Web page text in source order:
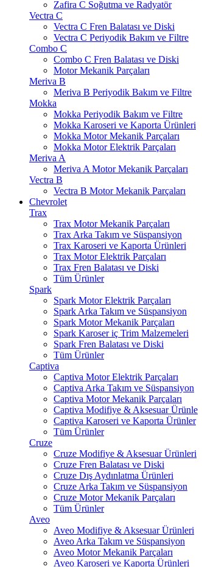
Zafira C Soğutma ve Radyatör
Vectra C
Vectra C Fren Balatası ve Diski
Vectra C Periyodik Bakım ve Filtre
Combo C
Combo C Fren Balatası ve Diski
Motor Mekanik Parçaları
Meriva B
Meriva B Periyodik Bakım ve Filtre
Mokka
Mokka Periyodik Bakım ve Filtre
Mokka Karoseri ve Kaporta Ürünleri
Mokka Motor Mekanik Parçaları
Mokka Motor Elektrik Parçaları
Meriva A
Meriva A Motor Mekanik Parçaları
Vectra B
Vectra B Motor Mekanik Parçaları
Chevrolet
Trax
Trax Motor Mekanik Parçaları
Trax Arka Takım ve Süspansiyon
Trax Karoseri ve Kaporta Ürünleri
Trax Motor Elektrik Parçaları
Trax Fren Balatası ve Diski
Tüm Ürünler
Spark
Spark Motor Elektrik Parçaları
Spark Arka Takım ve Süspansiyon
Spark Motor Mekanik Parçaları
Spark Karoser iç Trim Malzemeleri
Spark Fren Balatası ve Diski
Tüm Ürünler
Captiva
Captiva Motor Elektrik Parçaları
Captiva Arka Takım ve Süspansiyon
Captiva Motor Mekanik Parçaları
Captiva Modifiye & Aksesuar Ürünle
Captiva Karoseri ve Kaporta Ürünler
Tüm Ürünler
Cruze
Cruze Modifiye & Aksesuar Ürünleri
Cruze Fren Balatası ve Diski
Cruze Dış Aydınlatma Ürünleri
Cruze Arka Takım ve Süspansiyon
Cruze Motor Mekanik Parçaları
Tüm Ürünler
Aveo
Aveo Modifiye & Aksesuar Ürünleri
Aveo Arka Takım ve Süspansiyon
Aveo Motor Mekanik Parçaları
Aveo Karoseri ve Kaporta Ürünleri